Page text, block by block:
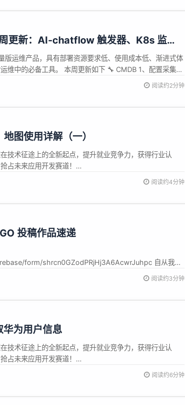
周更新：AI-chatflow 触发器、K8s 监
运维产品，具有部署资源要求低、使用成本低、渐进式体
维中的必备工具。 本周更新如下 🔧 CMDB 1、配置采集现
增 任务概览 展示 3、采集任务捕获并展示“同步数据”异常
阅读约2分钟
图使用详解（一）
技术征途上的全新起点，提升就业竞争力，获得行业认
占未来应用开发赛道！
cn/training/dev-cert-
阅读约4分钟
投稿作品速递
form/shrcn0GZodPRjHj3A6AcwrJuhpc 自从我们
后，后台陆续收到了很多来自社区的小伙伴提交的设计作品
阅读约3分钟
华为用户信息
技术征途上的全新起点，提升就业竞争力，获得行业认
占未来应用开发赛道！
cn/training/dev-cert-
阅读约6分钟